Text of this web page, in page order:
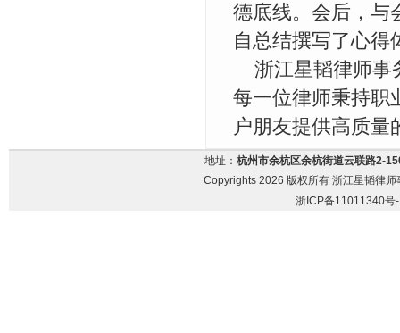
德底线。会后，与
自总结撰写了心得
浙江星韬律师事
每一位律师秉持职
户朋友提供高质量
地址： 杭州市余杭区余杭街道云联路2-
Copyrights 2026 版权所有 浙江星韬律
浙ICP备11011340号